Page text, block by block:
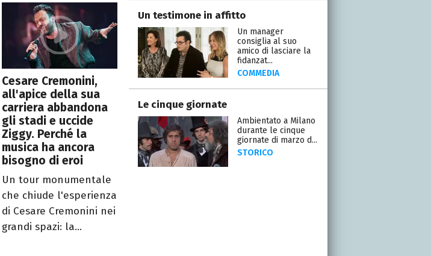
Cesare Cremonini,
all'apice della sua
carriera abbandona
gli stadi e uccide
Ziggy. Perché la
musica ha ancora
bisogno di eroi
Un tour monumentale
che chiude l'esperienza
di Cesare Cremonini nei
grandi spazi: la...
Un testimone in affitto
Un manager
consiglia al suo
amico di lasciare la
fidanzat...
COMMEDIA
Le cinque giornate
Ambientato a Milano
durante le cinque
giornate di marzo d...
STORICO